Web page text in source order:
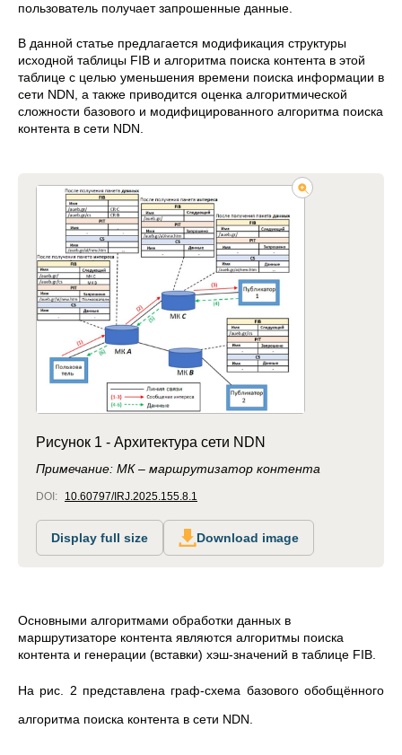
пользователь получает запрошенные данные.
В данной статье предлагается модификация структуры
исходной таблицы FIB и алгоритма поиска контента в этой
таблице c целью уменьшения времени поиска информации в
сети NDN, а также приводится оценка алгоритмической
сложности базового и модифицированного алгоритма поиска
контента в сети NDN.
Рисунок 1 - Архитектура сети NDN
Примечание: МК – маршрутизатор контента
DOI: 10.60797/IRJ.2025.155.8.1
Display full size Download image
Основными алгоритмами обработки данных в
маршрутизаторе контента являются алгоритмы поиска
контента и генерации (вставки) хэш-значений в таблице FIB.
На рис. 2 представлена граф-схема базового обобщённого
алгоритма поиска контента в сети NDN.